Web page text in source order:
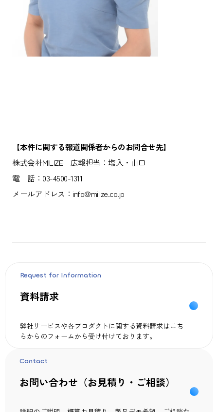
【本件に関する報道関係者からのお問合せ先】
株式会社MILIZE 広報担当：塩入・山口
電 話：03-4500-1311
メールアドレス：info@milize.co.jp
Request for Information
資料請求
弊社サービスや各プロダクトに関する資料請求はこち
らからのフォームから受け付けております。
Contact
お問い合わせ（お見積り・ご相談）